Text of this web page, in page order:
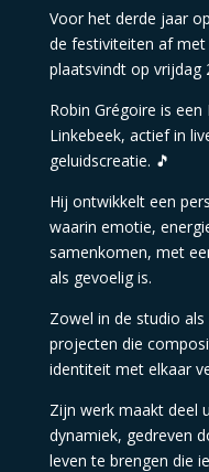
Voor het derde jaar
de festiviteiten af met
plaatsvindt op vrijdag
Robin Grégoire is
Linkebeek, actief in
geluidscreatie. 🎵
Hij ontwikkelt een
waarin emotie,
samenkomen, met
als gevoelig is.
Zowel in de studio
projecten die
identiteit met elkaar
Zijn werk maakt deel
dynamiek, gedreven
leven te brengen die